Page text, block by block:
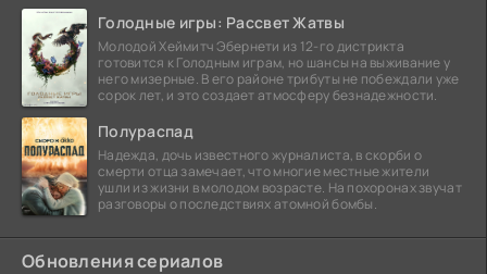
Голодные игры: Рассвет Жатвы
Молодой Хеймитч Эбернети из 12-го дистрикта
готовится к Голодным играм, но шансы на выживание у
него мизерные. В его районе трибуты не побеждали уже
сорок лет, и это создает атмосферу безнадежности.
Полураспад
Надежда, дочь известного журналиста, в скорби о
смерти отца замечает, что многие местные жители
ушли из жизни в молодом возрасте. На похоронах звучат
разговоры о последствиях атомной бомбы.
Обновления сериалов